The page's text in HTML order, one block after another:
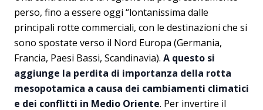
perso, fino a essere oggi “lontanissima dalle
principali rotte commerciali, con le destinazioni che si
sono spostate verso il Nord Europa (Germania,
Francia, Paesi Bassi, Scandinavia). A questo si
aggiunge la perdita di importanza della rotta
mesopotamica a causa dei cambiamenti climatici
e dei conflitti in Medio Oriente. Per invertire il